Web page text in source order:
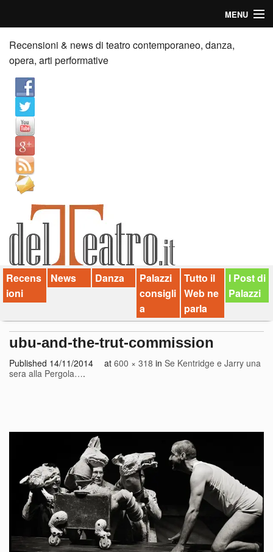
MENU
Home
Recensioni
Anticipazioni
News
Palazzi consiglia
Video
Chi siamo
Contatti
dT in English
Recensioni & news di teatro contemporaneo, danza,
opera, arti performative
Recens
ioni
News Danza
Palazzi
consigli
a
Tutto il
Web ne
parla
I Post di
Palazzi
ubu-and-the-trut-commission
Published 14/11/2014 at 600 × 318 in Se Kentridge e Jarry una
sera alla Pergola….